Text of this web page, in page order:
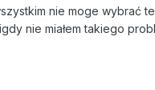
nie moge wybrać
nie miałem takiego